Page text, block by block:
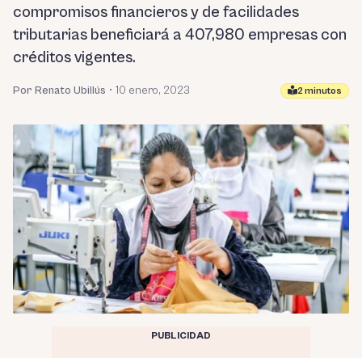
compromisos financieros y de facilidades
tributarias beneficiará a 407,980 empresas con
créditos vigentes.
Por Renato Ubillús • 10 enero, 2023 2 minutos
PUBLICIDAD